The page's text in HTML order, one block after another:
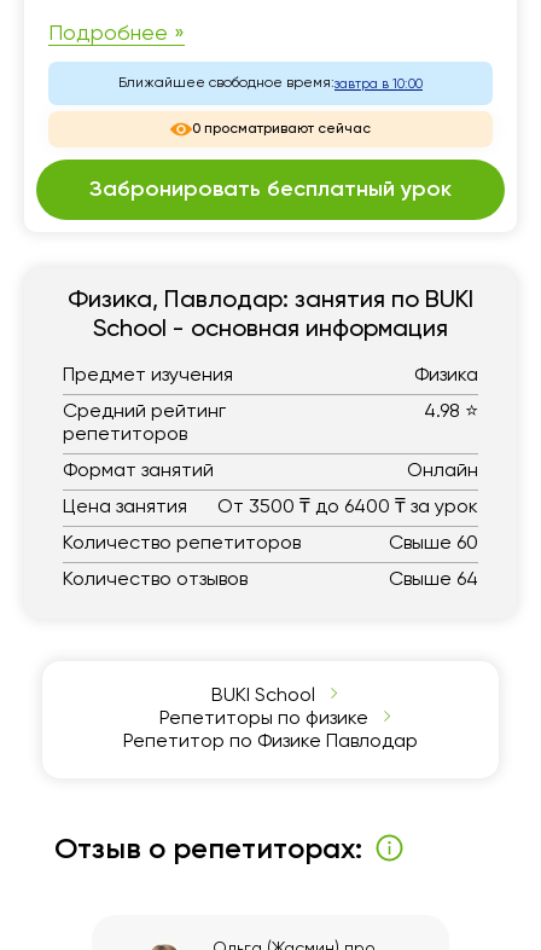
Подробнее »
Ближайшее свободное время:завтра в 10:00
0 просматривают сейчас
Забронировать бесплатный урок
Физика, Павлодар: занятия по BUKI
School - основная информация
Предмет изучения
Физика
Средний рейтинг
репетиторов
4.98 ⭐
Формат занятий
Онлайн
Цена занятия
От 3500 ₸ до 6400 ₸ за урок
Количество репетиторов
Свыше 60
Количество отзывов
Свыше 64
BUKI School
Репетиторы по физике
Репетитор по Физике Павлодар
Отзыв о репетиторах: